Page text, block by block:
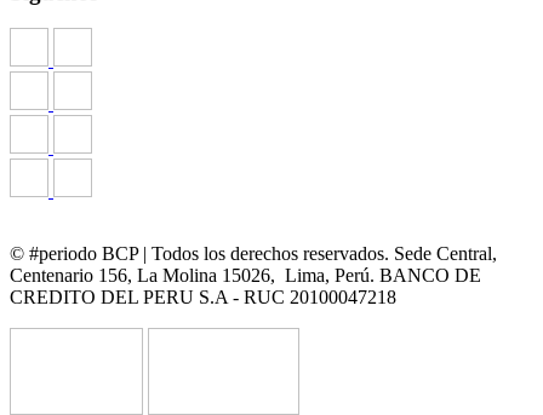
© #periodo BCP | Todos los derechos reservados. Sede Central,
Centenario 156, La Molina 15026, Lima, Perú. BANCO DE
CREDITO DEL PERU S.A - RUC 20100047218